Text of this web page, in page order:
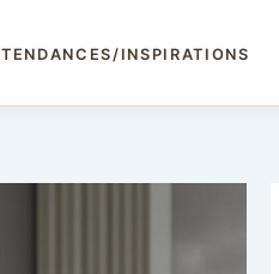
TENDANCES/INSPIRATIONS